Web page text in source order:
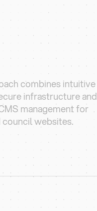
combines intuitive
infrastructure and
management for
websites.